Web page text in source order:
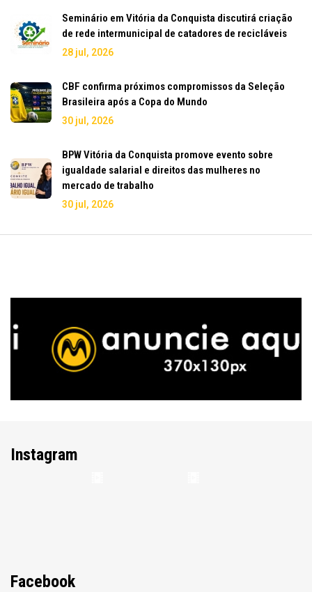
Seminário em Vitória da Conquista discutirá criação
de rede intermunicipal de catadores de recicláveis
28 jul, 2026
CBF confirma próximos compromissos da Seleção
Brasileira após a Copa do Mundo
30 jul, 2026
BPW Vitória da Conquista promove evento sobre
igualdade salarial e direitos das mulheres no
mercado de trabalho
30 jul, 2026
Instagram
Facebook